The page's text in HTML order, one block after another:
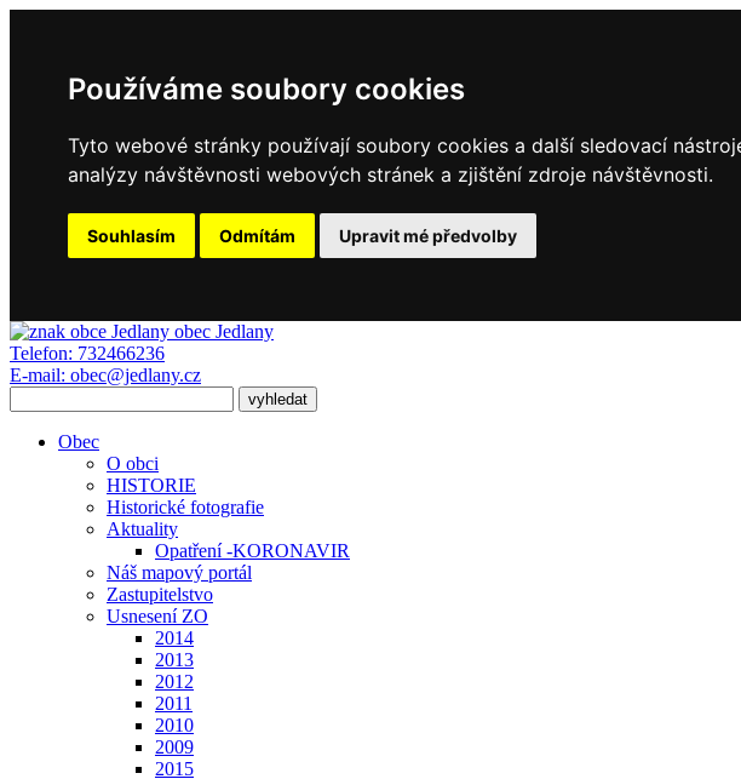
Používáme soubory cookies
Tyto webové stránky používají soubory cookies a další sledovací
analýzy návštěvnosti webových stránek a zjištění zdroje návštěvnosti.
Souhlasím Odmítám Upravit mé předvolby
obec Jedlany
Telefon: 732466236
E-mail: obec@jedlany.cz
Obec
O obci
HISTORIE
Historické fotografie
Aktuality
Opatření -KORONAVIR
Náš mapový portál
Zastupitelstvo
Usnesení ZO
2014
2013
2012
2011
2010
2009
2015